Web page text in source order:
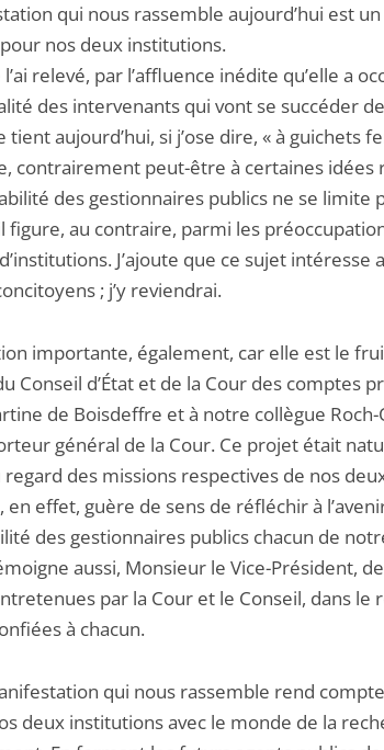
qui nous rassemble aujourd’hui est
nos deux institutions.
l’ai relevé, par l’affluence inédite qu’elle a
des intervenants qui vont se succéder
tient aujourd’hui, si j’ose dire, « à guichets
contrairement peut-être à certaines idées
des gestionnaires publics ne se limite
figure, au contraire, parmi les
J’ajoute que ce sujet intéresse
; j’y reviendrai.
importante, également, car elle est le
Conseil d’État et de la Cour des comptes
de Boisdeffre et à notre collègue
général de la Cour. Ce projet était
des missions respectives de nos
en effet, guère de sens de réfléchir à
des gestionnaires publics chacun de
aussi, Monsieur le Vice-Président,
par la Cour et le Conseil, dans le
à chacun.
qui nous rassemble rend
deux institutions avec le monde de la